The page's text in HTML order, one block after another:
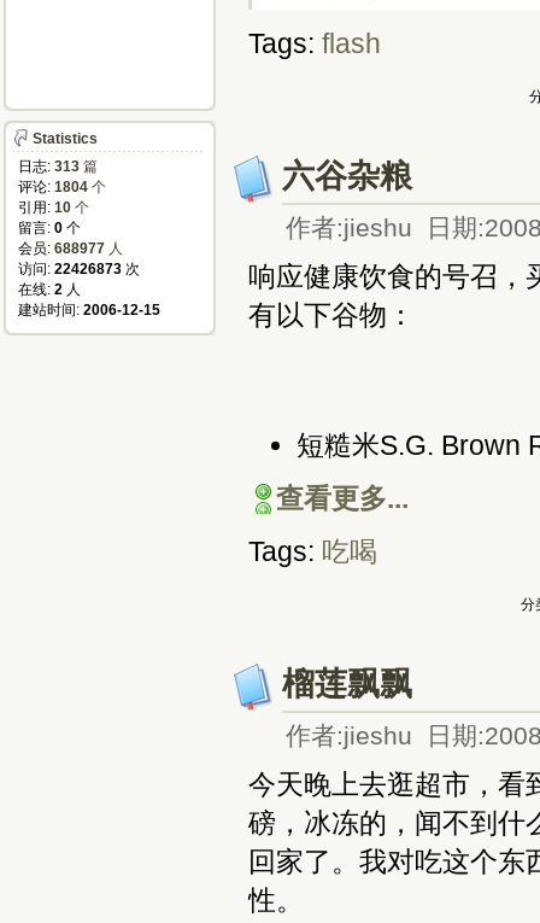
Tags: flash
六谷杂粮
作者:jieshu 日期
响应健康饮食的号召，
有以下谷物：
短糙米S.G. Brown
查看更多...
Tags: 吃喝
分
榴莲飘飘
作者:jieshu 日期
今天晚上去逛超市，看
磅，冰冻的，闻不到什
回家了。我对吃这个东
性。
Statistics
日志: 313 篇
评论: 1804 个
引用: 10 个
留言: 0 个
会员: 688977 人
访问: 22426873 次
在线: 2 人
建站时间: 2006-12-15